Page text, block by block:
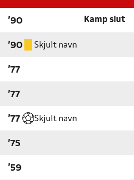
'90 Kamp slut
'90 Skjult navn
'77
'77
'77 Skjult navn
'75
'59